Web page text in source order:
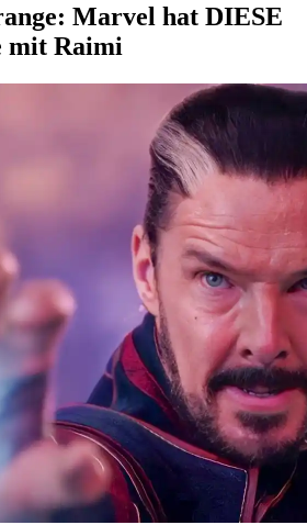
Marvel hat DIESE
mit Raimi